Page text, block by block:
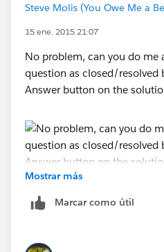
Steve Molis (You Owe Me a
15 ene. 2015 21:07
No problem, can you do me
question as closed/resolved
Answer button on the
Thanks,
Mostrar más
Marcar como útil